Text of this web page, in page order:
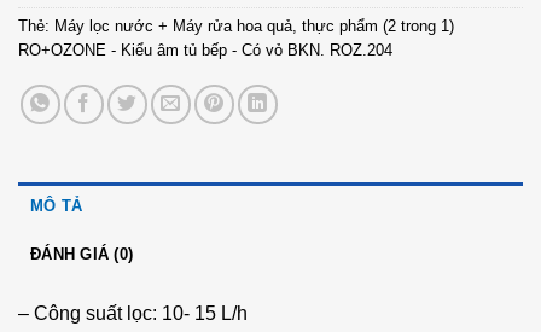
Thẻ: Máy lọc nước + Máy rửa hoa quả, thực phẩm (2 trong 1)
RO+OZONE - Kiểu âm tủ bếp - Có vỏ BKN. ROZ.204
MÔ TẢ
ĐÁNH GIÁ (0)
– Công suất lọc: 10- 15 L/h